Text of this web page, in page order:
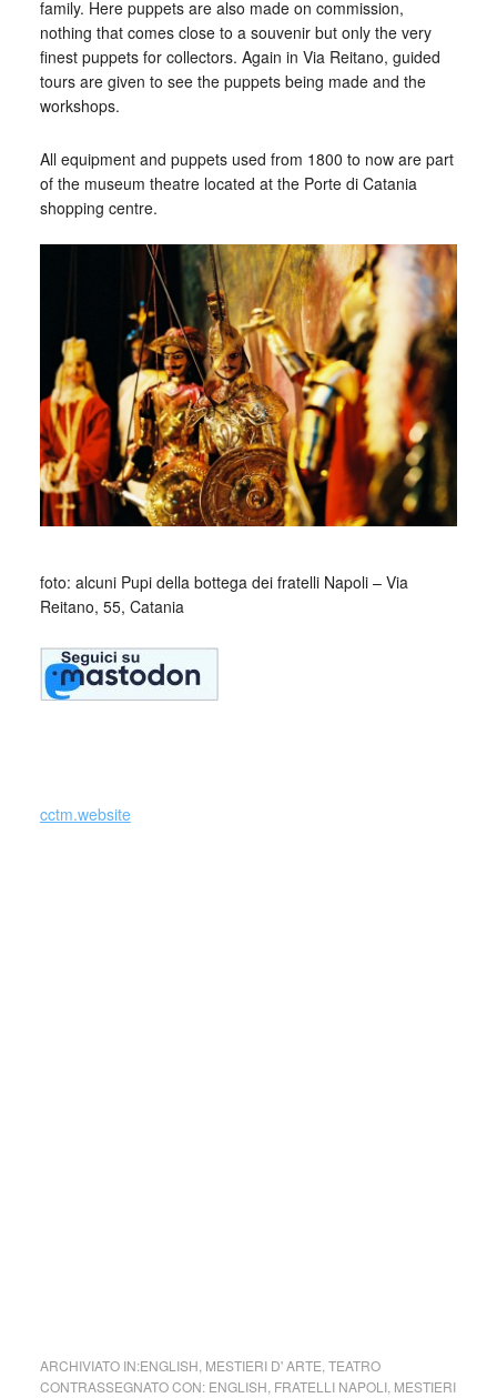
family. Here puppets are also made on commission,
nothing that comes close to a souvenir but only the very
finest puppets for collectors. Again in Via Reitano, guided
tours are given to see the puppets being made and the
workshops.
All equipment and puppets used from 1800 to now are part
of the museum theatre located at the Porte di Catania
shopping centre.
foto: alcuni Pupi della bottega dei fratelli Napoli – Via
Reitano, 55, Catania
cctm.website
ARCHIVIATO IN:ENGLISH MESTIERI D' ARTE TEATRO
CONTRASSEGNATO CON: ENGLISH FRATELLI NAPOLI, MESTIERI